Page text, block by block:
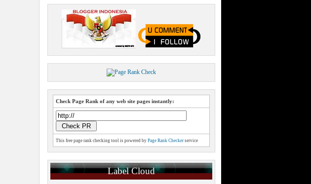
Check Page Rank of any web site pages instantly:
This free page rank checking tool is powered by Page Rank Checker service
Label Cloud